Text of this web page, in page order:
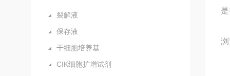
裂解液
保存液
干细胞培养基
CIK细胞扩增试剂